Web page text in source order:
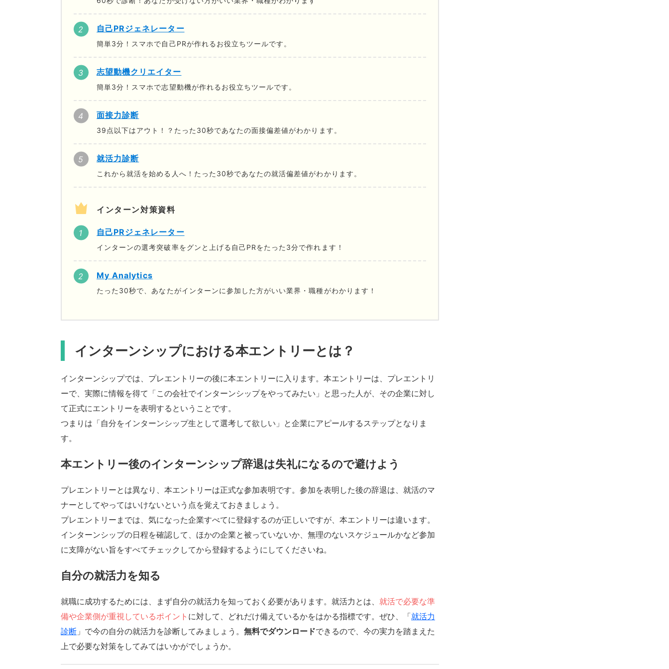
自己PRジェネレーター
簡単3分！スマホで自己PRが作れるお役立ちツールです。
志望動機クリエイター
簡単3分！スマホで志望動機が作れるお役立ちツールです。
面接力診断
39点以下はアウト！？たった30秒であなたの面接偏差値がわかります。
就活力診断
これから就活を始める人へ！たった30秒であなたの就活偏差値がわかります。
インターン対策資料
自己PRジェネレーター
インターンの選考突破率をグンと上げる自己PRをたった3分で作れます！
My Analytics
たった30秒で、あなたがインターンに参加した方がいい業界・職種がわかります！
インターンシップにおける本エントリーとは？
インターンシップでは、プレエントリーの後に本エントリーに入ります。本エントリーは、プレエントリ
ーで、実際に情報を得て「この会社でインターンシップをやってみたい」と思った人が、その企業に対し
て正式にエントリーを表明するということです。
つまりは「自分をインターンシップ生として選考して欲しい」と企業にアピールするステップとなりま
す。
本エントリー後のインターンシップ辞退は失礼になるので避けよう
プレエントリーとは異なり、本エントリーは正式な参加表明です。参加を表明した後の辞退は、就活のマ
ナーとしてやってはいけないという点を覚えておきましょう。
プレエントリーまでは、気になった企業すべてに登録するのが正しいですが、本エントリーは違います。
インターンシップの日程を確認して、ほかの企業と被っていないか、無理のないスケジュールかなど参加
に支障がない旨をすべてチェックしてから登録するようにしてくださいね。
自分の就活力を知る
就職に成功するためには、まず自分の就活力を知っておく必要があります。就活力とは、 就活で必要な準
備や企業側が重視しているポイント に対して、どれだけ備えているかをはかる指標です。ぜひ、「就活力
診断 」で今の自分の就活力を診断してみましょう。 無料でダウンロードできるので、今の実力を踏まえた
上で必要な対策をしてみてはいかがでしょうか。